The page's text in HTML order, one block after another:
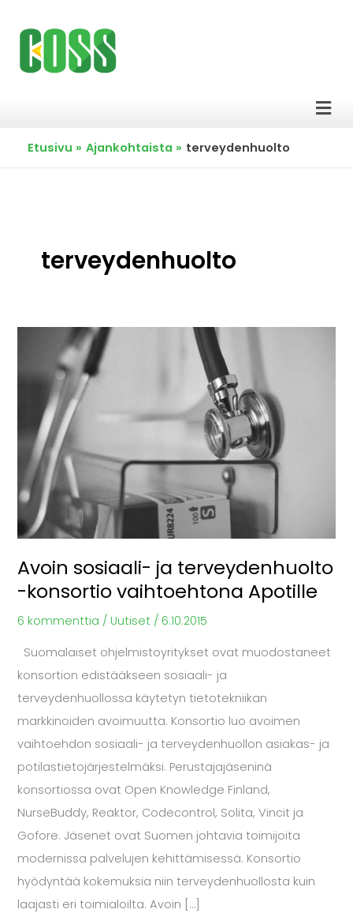
sisältöön
Etusivu Ajankohtaista terveydenhuolto
terveydenhuolto
Avoin sosiaali- ja terveydenhuolto
-konsortio vaihtoehtona Apotille
6 kommenttia / Uutiset / 6.10.2015
Suomalaiset ohjelmistoyritykset ovat muodostaneet
konsortion edistääkseen sosiaali- ja
terveydenhuollossa käytetyn tietotekniikan
markkinoiden avoimuutta. Konsortio luo avoimen
vaihtoehdon sosiaali- ja terveydenhuollon asiakas- ja
potilastietojärjestelmäksi. Perustajajäseninä
konsortiossa ovat Open Knowledge Finland,
NurseBuddy, Reaktor, Codecontrol, Solita, Vincit ja
Gofore. Jäsenet ovat Suomen johtavia toimijoita
modernissa palvelujen kehittämisessä. Konsortio
hyödyntää kokemuksia niin terveydenhuollosta kuin
laajasti eri toimialoilta. Avoin […]
sosiaali-
terveydenhuolto
konsortio
vaihtoehtona
Apotille